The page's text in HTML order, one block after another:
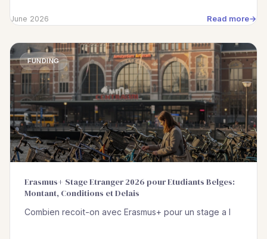
June 2026 Read more
FUNDING
Erasmus+ Stage Etranger 2026 pour Etudiants Belges:
Montant, Conditions et Delais
Combien recoit-on avec Erasmus+ pour un stage a l